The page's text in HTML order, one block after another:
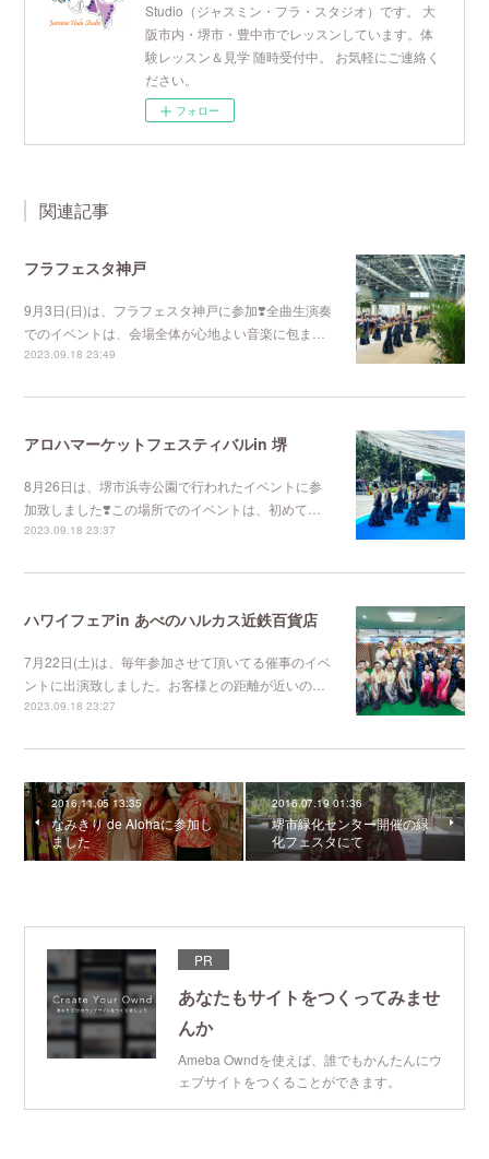
Studio（ジャスミン・フラ・スタジオ）です。 大
阪市内・堺市・豊中市でレッスンしています。体
験レッスン＆見学 随時受付中。 お気軽にご連絡く
ださい。
フォロー
関連記事
フラフェスタ神戸
9月3日(日)は、フラフェスタ神戸に参加❣️全曲生演奏
でのイベントは、会場全体が心地よい音楽に包ま…
2023.09.18 23:49
アロハマーケットフェスティバルin 堺
8月26日は、堺市浜寺公園で行われたイベントに参
加致しました❣️この場所でのイベントは、初めて…
2023.09.18 23:37
ハワイフェアin あべのハルカス近鉄百貨店
7月22日(土)は、毎年参加させて頂いてる催事のイベ
ントに出演致しました。お客様との距離が近いの…
2023.09.18 23:27
2016.11.05 13:35
なみきり de Alohaに参加し
ました
2016.07.19 01:36
堺市緑化センター開催の緑
化フェスタにて
PR
あなたもサイトをつくってみませ
んか
Ameba Owndを使えば、誰でもかんたんにウ
ェブサイトをつくることができます。